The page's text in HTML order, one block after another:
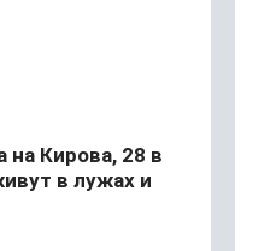
Кирова, 28 в
в лужах и